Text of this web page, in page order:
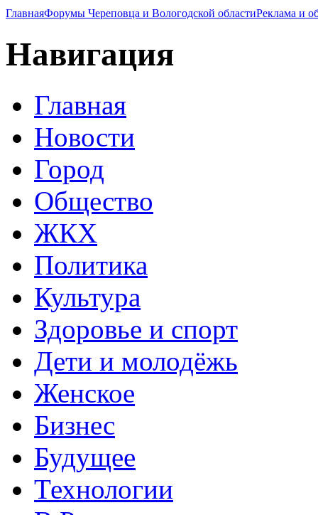
ГлавнаяФорумы Череповца и Вологодской областиРеклама и
Навигация
Главная
Новости
Город
Общество
ЖКХ
Политика
Культура
Здоровье и спорт
Дети и молодёжь
Женское
Бизнес
Будущее
Технологии